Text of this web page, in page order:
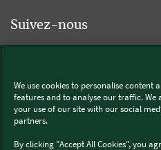
Suivez-nous
Thermomix®
We use cookies to personalise content
features and to analyse our traffic.
your use of our site with our social
partners.
By clicking "Accept All Cookies", you